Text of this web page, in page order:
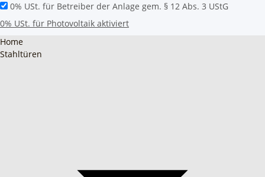
0% USt. für Betreiber der Anlage gem. § 12 Abs. 3 UStG
0% USt. für Photovoltaik aktiviert
Home
Stahltüren